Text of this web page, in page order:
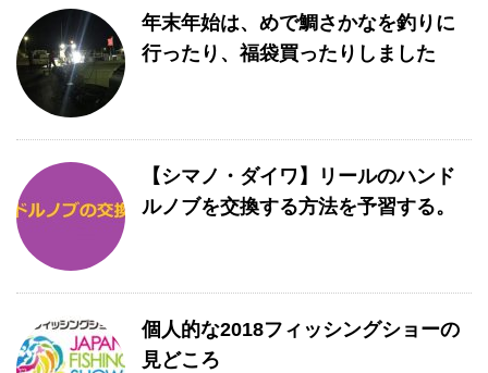
年末年始は、めで鯛さかなを釣りに
行ったり、福袋買ったりしました
【シマノ・ダイワ】リールのハンド
ルノブを交換する方法を予習する。
個人的な2018フィッシングショーの
見どころ